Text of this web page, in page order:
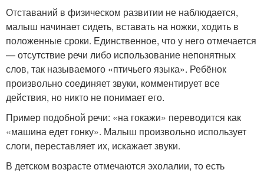
Отставаний в физическом развитии не наблюдается,
малыш начинает сидеть, вставать на ножки, ходить в
положенные сроки. Единственное, что у него отмечается
— отсутствие речи либо использование непонятных
слов, так называемого «птичьего языка». Ребёнок
произвольно соединяет звуки, комментирует все
действия, но никто не понимает его.
Пример подобной речи: «на гокажи» переводится как
«машина едет гонку». Малыш произвольно использует
слоги, переставляет их, искажает звуки.
В детском возрасте отмечаются эхолалии, то есть